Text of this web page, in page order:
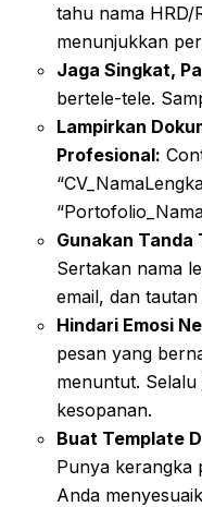
tahu nama HRD/
menunjukkan
Jaga Singkat,
bertele-tele.
Lampirkan
Profesional:
Gunakan Tanda
Sertakan nama
email, dan
Hindari Emosi
pesan yang
menuntut. Selalu
kesopanan.
Buat Template
Punya kerangka
Anda